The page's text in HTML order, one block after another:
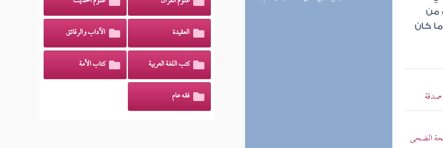
من
كان
الضحى
العقيدة الآداب والرقائق
كتب اللغة العربية كتاب الأمة
فقه عام